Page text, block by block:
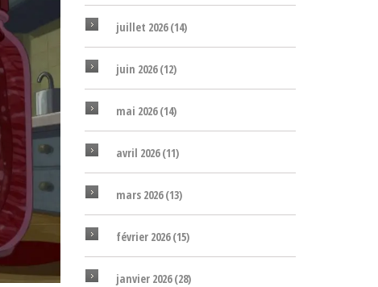
juillet 2026(14)
juin 2026(12)
mai 2026(14)
avril 2026(11)
mars 2026(13)
février 2026(15)
janvier 2026(28)